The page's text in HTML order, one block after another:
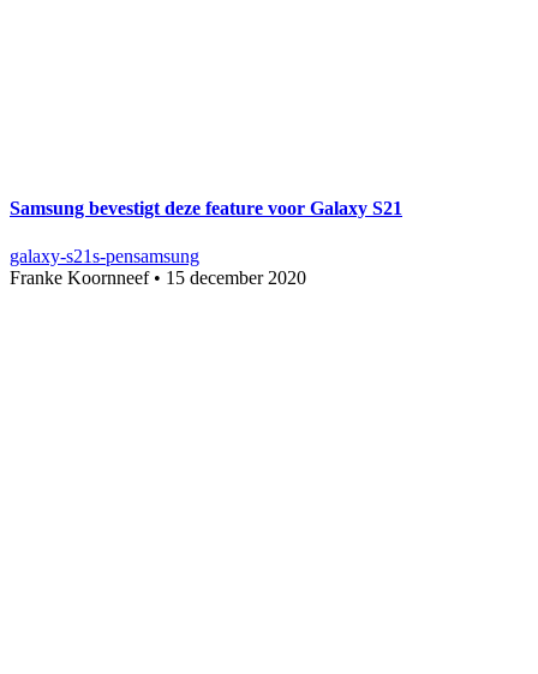
Samsung bevestigt deze feature voor Galaxy S21
galaxy-s21s-pensamsung
Franke Koornneef• 15 december 2020